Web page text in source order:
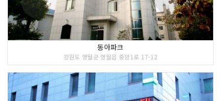
동아파크
강원도 영월군 영월읍 중앙1로 17-12